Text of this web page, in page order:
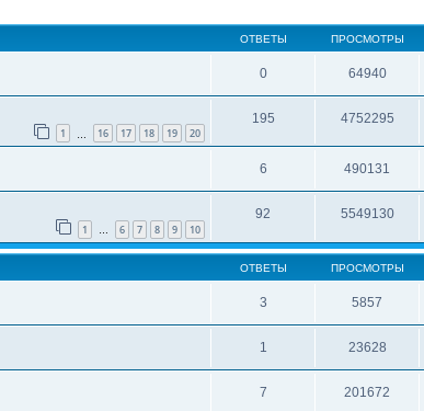
ОТВЕТЫ ПРОСМОТРЫ
0 64940
1 16 17 18 19 20
195 4752295
6 490131
1 … 6 7 8 9 10
92 5549130
ОТВЕТЫ ПРОСМОТРЫ
3 5857
1 23628
7 201672